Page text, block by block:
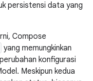
persistensi data yang
Compose
yang memungkinkan
konfigurasi
Meskipun kedua